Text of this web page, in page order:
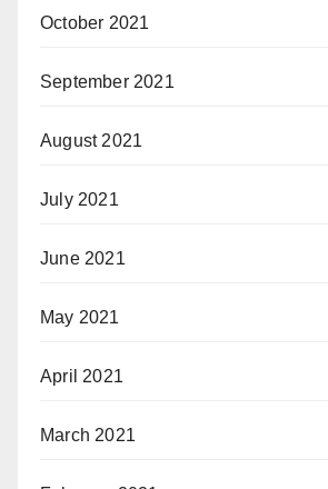
October 2021
September 2021
August 2021
July 2021
June 2021
May 2021
April 2021
March 2021